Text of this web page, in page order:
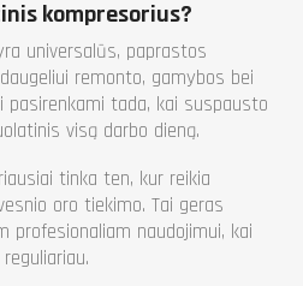
kompresorius?
universalūs, paprastos
remonto, gamybos bei
pasirenkami tada, kai suspausto
visą darbo dieną.
tinka ten, kur reikia
oro tiekimo. Tai geras
profesionaliam naudojimui, kai